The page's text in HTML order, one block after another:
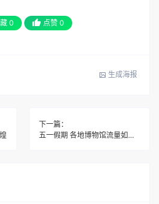
0 点赞 0
生成海报
下一篇：
五一假期 各地博物馆流量如何？